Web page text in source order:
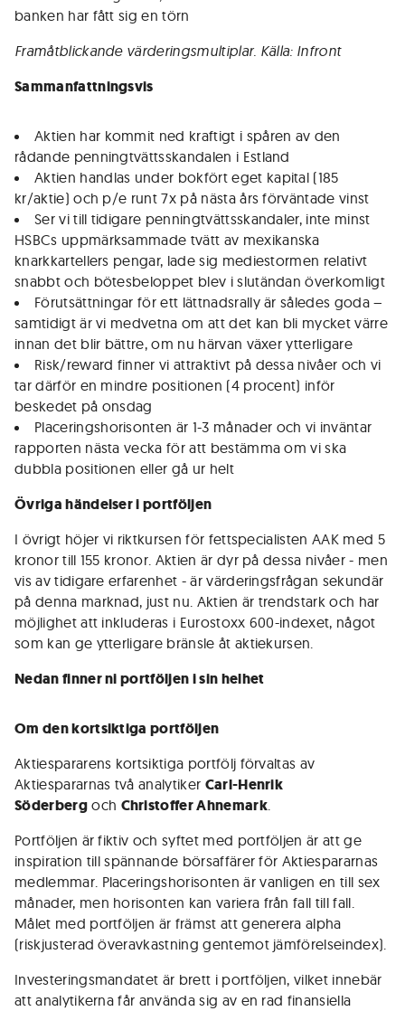
banken har fått sig en törn
Framåtblickande värderingsmultiplar. Källa: Infront
Sammanfattningsvis
Aktien har kommit ned kraftigt i spåren av den
rådande penningtvättsskandalen i Estland
Aktien handlas under bokfört eget kapital (185
kr/aktie) och p/e runt 7x på nästa års förväntade vinst
Ser vi till tidigare penningtvättsskandaler, inte minst
HSBCs uppmärksammade tvätt av mexikanska
knarkkartellers pengar, lade sig mediestormen relativt
snabbt och bötesbeloppet blev i slutändan överkomligt
Förutsättningar för ett lättnadsrally är således goda –
samtidigt är vi medvetna om att det kan bli mycket värre
innan det blir bättre, om nu härvan växer ytterligare
Risk/reward finner vi attraktivt på dessa nivåer och vi
tar därför en mindre positionen (4 procent) inför
beskedet på onsdag
Placeringshorisonten är 1-3 månader och vi inväntar
rapporten nästa vecka för att bestämma om vi ska
dubbla positionen eller gå ur helt
Övriga händelser i portföljen
I övrigt höjer vi riktkursen för fettspecialisten AAK med 5
kronor till 155 kronor. Aktien är dyr på dessa nivåer - men
vis av tidigare erfarenhet - är värderingsfrågan sekundär
på denna marknad, just nu. Aktien är trendstark och har
möjlighet att inkluderas i Eurostoxx 600-indexet, något
som kan ge ytterligare bränsle åt aktiekursen.
Nedan finner ni portföljen i sin helhet
Om den kortsiktiga portföljen
Aktiespararens kortsiktiga portfölj förvaltas av
Aktiespararnas två analytiker Carl-Henrik
Söderbergoch Christoffer Ahnemark.
Portföljen är fiktiv och syftet med portföljen är att ge
inspiration till spännande börsaffärer för Aktiespararnas
medlemmar. Placeringshorisonten är vanligen en till sex
månader, men horisonten kan variera från fall till fall.
Målet med portföljen är främst att generera alpha
(riskjusterad överavkastning gentemot jämförelseindex).
Investeringsmandatet är brett i portföljen, vilket innebär
att analytikerna får använda sig av en rad finansiella